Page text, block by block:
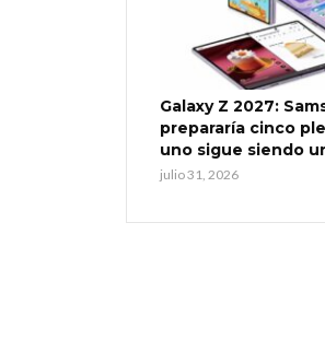
Galaxy Z 2027:
prepararía cinco
uno sigue siendo
julio 31, 2026